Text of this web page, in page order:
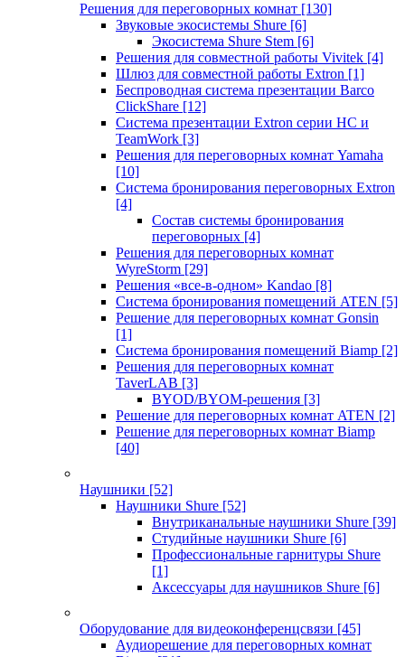
Решения для переговорных комнат [130]
Звуковые экосистемы Shure [6]
Экосистема Shure Stem [6]
Решения для совместной работы Vivitek [4]
Шлюз для совместной работы Extron [1]
Беспроводная система презентации Barco
ClickShare [12]
Система презентации Extron серии HC и
TeamWork [3]
Решения для переговорных комнат Yamaha
[10]
Система бронирования переговорных Extron
[4]
Состав системы бронирования
переговорных [4]
Решения для переговорных комнат
WyreStorm [29]
Решения «все-в-одном» Kandao [8]
Система бронирования помещений ATEN [5]
Решение для переговорных комнат Gonsin
[1]
Система бронирования помещений Biamp [2]
Решения для переговорных комнат
TaverLAB [3]
BYOD/BYOM-решения [3]
Решение для переговорных комнат ATEN [2]
Решение для переговорных комнат Biamp
[40]
Наушники [52]
Наушники Shure [52]
Внутриканальные наушники Shure [39]
Студийные наушники Shure [6]
Профессиональные гарнитуры Shure
[1]
Аксессуары для наушников Shure [6]
Оборудование для видеоконференцсвязи [45]
Аудиорешение для переговорных комнат